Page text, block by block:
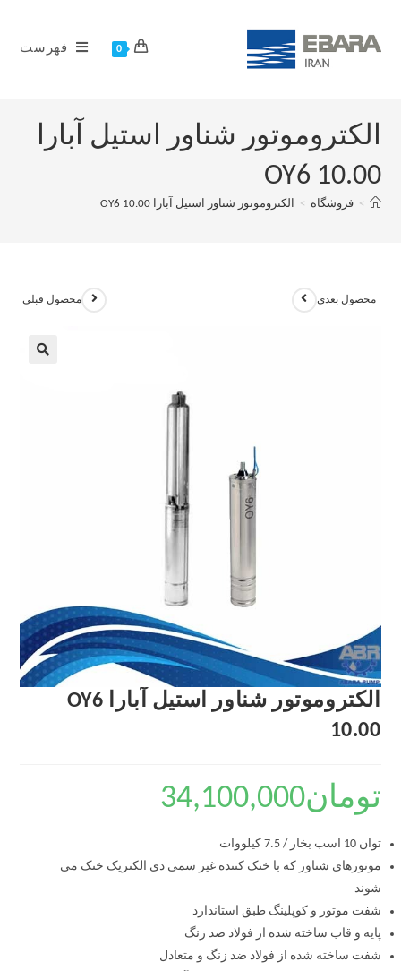
0 فهرست
الکتروموتور شناور استیل آبارا
OY6 10.00
> فروشگاه > الکتروموتور شناور استیل آبارا OY6 10.00
محصول قبلی محصول بعدی
الکتروموتور شناور استیل آبارا OY6
10.00
تومان34,100,000
توان 10 اسب بخار / 7.5 کیلووات
موتورهای شناور که با خنک کننده غیر سمی دی الکتریک خنک می
شوند
شفت موتور و کوپلینگ طبق استاندارد
پایه و قاب ساخته شده از فولاد ضد زنگ
شفت ساخته شده از فولاد ضد زنگ و متعادل